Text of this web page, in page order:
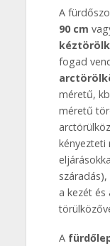
A
90 cm
fogad
méretű,
méretű
kényezteti
a kezét és
A